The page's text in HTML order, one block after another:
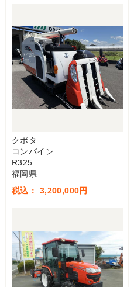
クボタ
コンバイン
R325
福岡県
税込： 3,200,000円